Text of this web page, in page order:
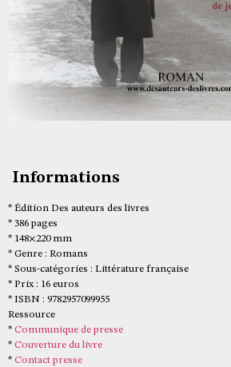
Informations
* Édition Des auteurs des livres
* 386 pages
* 148×220 mm
* Genre : Romans
* Sous-catégories : Littérature française
* Prix : 16 euros
* ISBN : 9782957099955
Ressource
* Communique de presse
* Couverture du livre
* Contact presse